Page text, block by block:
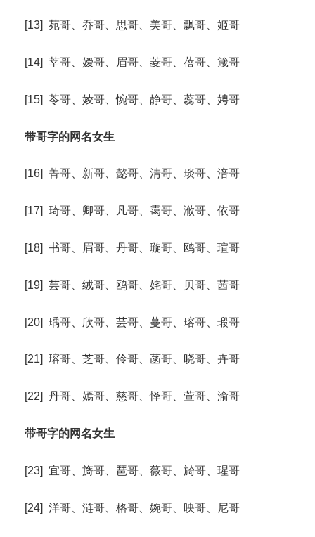
[13] 苑哥、乔哥、思哥、美哥、飘哥、姬哥
[14] 莘哥、嫒哥、眉哥、菱哥、蓓哥、箴哥
[15] 苓哥、婈哥、惋哥、静哥、蕊哥、娉哥
带哥字的网名女生
[16] 菁哥、新哥、懿哥、清哥、琰哥、涪哥
[17] 琦哥、卿哥、凡哥、霭哥、浟哥、依哥
[18] 书哥、眉哥、丹哥、璇哥、鸥哥、瑄哥
[19] 芸哥、绒哥、鸥哥、姹哥、贝哥、茜哥
[20] 瑀哥、欣哥、芸哥、蔓哥、瑢哥、瑖哥
[21] 瑢哥、芝哥、伶哥、菡哥、晓哥、卉哥
[22] 丹哥、嫣哥、慈哥、怿哥、萱哥、渝哥
带哥字的网名女生
[23] 宜哥、旖哥、琶哥、薇哥、旑哥、瑆哥
[24] 洋哥、涟哥、格哥、婉哥、映哥、尼哥